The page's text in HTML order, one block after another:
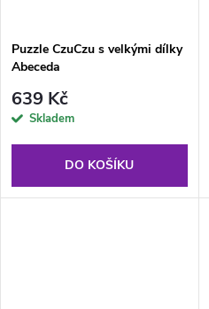
Puzzle CzuCzu s velkými dílky
Abeceda
639 Kč
Skladem
DO KOŠÍKU